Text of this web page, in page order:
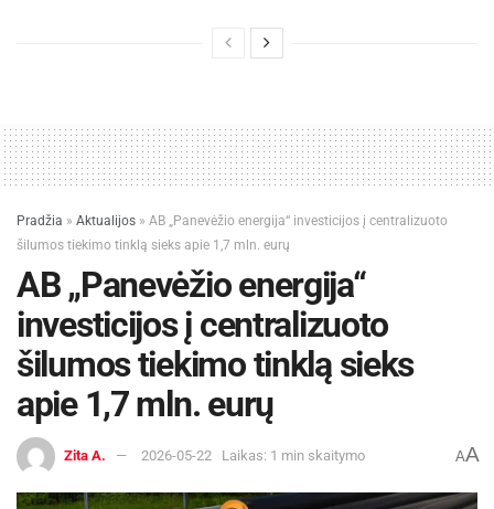
Pradžia » Aktualijos » AB „Panevėžio energija“ investicijos į centralizuoto
šilumos tiekimo tinklą sieks apie 1,7 mln. eurų
AB „Panevėžio energija“
investicijos į centralizuoto
šilumos tiekimo tinklą sieks
apie 1,7 mln. eurų
Zita A. 2026-05-22 Laikas: 1 min skaitymo AA